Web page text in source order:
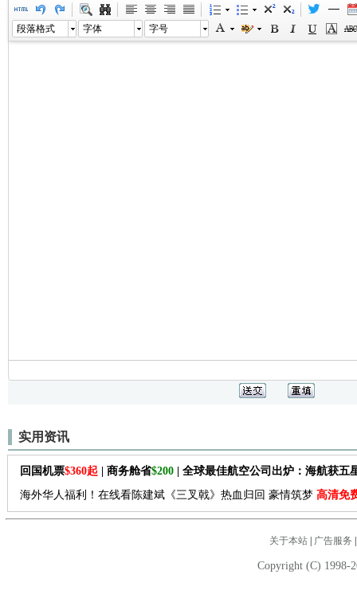
段落格式 字体 字号
实用资讯
回国机票$360起 | 商务舱省$200 | 全球最佳航空公司出炉：海航获五
海外华人福利！在线看陈建斌《三叉戟》热血归回 豪情筑梦 高清免
关于本站| 广告服务
Copyright (C) 1998-